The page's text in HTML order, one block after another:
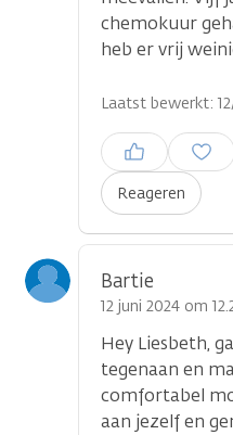
chemokuur
heb er vrij
Laatst bewerkt:
Reageren
Inloggen om een
plaatsen
Bartie
12 juni 2024 om
Hey Liesbeth,
tegenaan en
comfortabel
aan jezelf en